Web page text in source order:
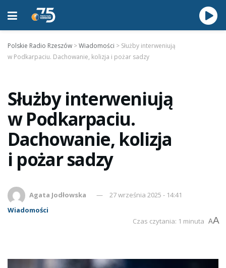
Polskie Radio Rzeszów >Wiadomości > Służby interweniują
w Podkarpaciu. Dachowanie, kolizja i pożar sadzy
Służby interweniują
w Podkarpaciu.
Dachowanie, kolizja
i pożar sadzy
Agata Jodłowska
27 września 2025 - 14:41
Wiadomości
Czas czytania: 1 minuta AA